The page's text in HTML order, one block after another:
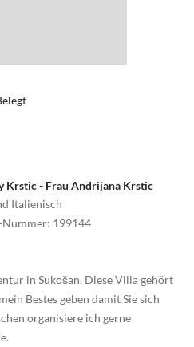
Krstic - Frau Andrijana Krstic
Italienisch
: 199144
in Sukošan. Diese Villa gehört
Bestes geben damit Sie sich
organisiere ich gerne